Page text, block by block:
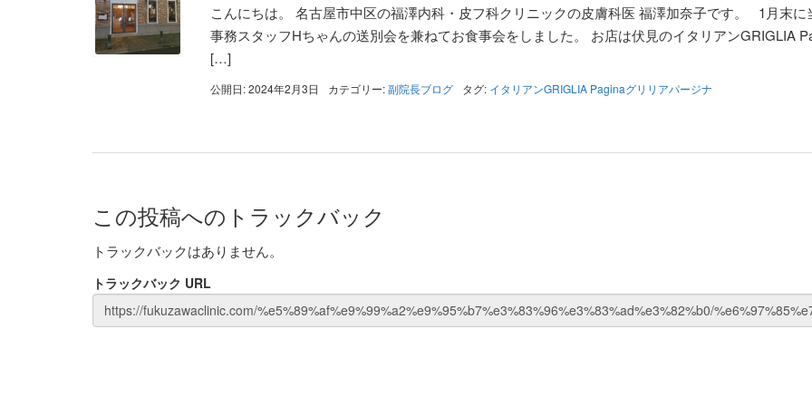
こんにちは。 名古屋市中区の福澤内科・皮フ科クリニックの皮膚科医 福澤加奈子です。 1月末に
事務スタッフHちゃんの送別会を兼ねてお食事会をしました。 お店は伏見のイタリアンGRIGLIA
[…]
公開日: 2024年2月3日 カテゴリー:副院長ブログ タグ: イタリアンGRIGLIA Paginaグリリアパージナ
この投稿へのトラックバック
トラックバックはありません。
トラックバック URL